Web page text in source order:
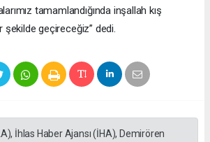
tamamlandığında inşallah kış
şekilde geçireceğiz” dedi.
İhlas Haber Ajansı (İHA), Demirören